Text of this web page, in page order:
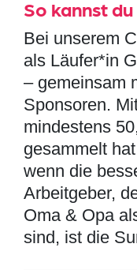
So kannst
Bei unserem
als Läufer*in
– gemeinsam
Sponsoren.
mindestens
gesammelt
wenn die
Arbeitgeber,
Oma & Opa
sind, ist die